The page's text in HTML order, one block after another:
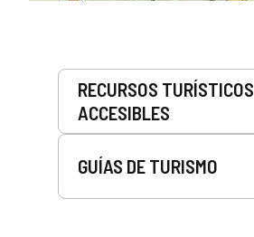
Servicios
RECURSOS TURÍSTICOS
ACCESIBLES
GUÍAS DE TURISMO